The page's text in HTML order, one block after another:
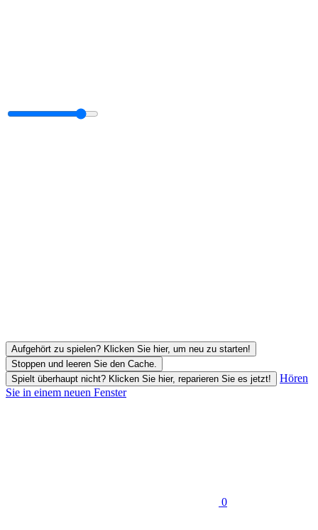
Aufgehört zu spielen? Klicken Sie hier, um neu zu starten!
Stoppen und leeren Sie den Cache.
Spielt überhaupt nicht? Klicken Sie hier, reparieren Sie es jetzt!
Hören
Sie in einem neuen Fenster
0